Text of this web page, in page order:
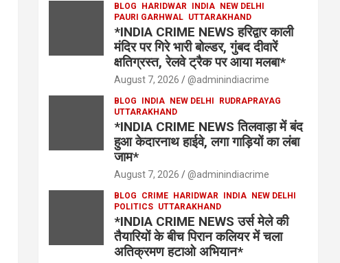
BLOG HARIDWAR INDIA
NEW DELHI
PAURI GARHWAL UTTARAKHAND
*INDIA CRIME NEWS हरिद्वार काली
मंदिर पर गिरे भारी बोल्डर, गुंबद दीवारें
क्षतिग्रस्त, रेलवे ट्रैक पर आया मलबा*
August 7, 2026 @adminindiacrime
BLOG INDIA NEW DELHI
RUDRAPRAYAG
UTTARAKHAND
*INDIA CRIME NEWS तिलवाड़ा में बंद
हुआ केदारनाथ हाईवे, लगा गाड़ियों का लंबा
जाम*
August 7, 2026 @adminindiacrime
BLOG CRIME HARIDWAR INDIA
NEW DELHI
POLITICS UTTARAKHAND
*INDIA CRIME NEWS उर्स मेले की
तैयारियों के बीच पिरान कलियर में चला
अतिक्रमण हटाओ अभियान*